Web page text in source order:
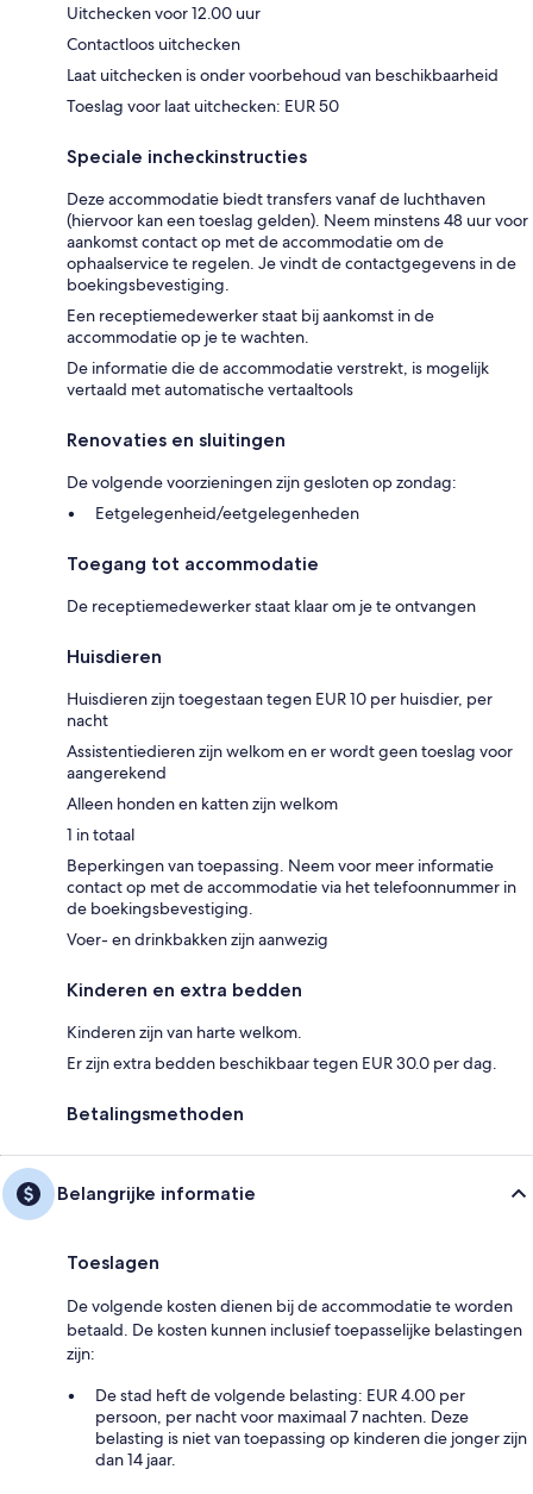
Uitchecken voor 12.00 uur
Contactloos uitchecken
Laat uitchecken is onder voorbehoud van beschikbaarheid
Toeslag voor laat uitchecken: EUR 50
Speciale incheckinstructies
Deze accommodatie biedt transfers vanaf de luchthaven
(hiervoor kan een toeslag gelden). Neem minstens 48 uur voor
aankomst contact op met de accommodatie om de
ophaalservice te regelen. Je vindt de contactgegevens in de
boekingsbevestiging.
Een receptiemedewerker staat bij aankomst in de
accommodatie op je te wachten.
De informatie die de accommodatie verstrekt, is mogelijk
vertaald met automatische vertaaltools
Renovaties en sluitingen
De volgende voorzieningen zijn gesloten op zondag:
Eetgelegenheid/eetgelegenheden
Toegang tot accommodatie
De receptiemedewerker staat klaar om je te ontvangen
Huisdieren
Huisdieren zijn toegestaan tegen EUR 10 per huisdier, per
nacht
Assistentiedieren zijn welkom en er wordt geen toeslag voor
aangerekend
Alleen honden en katten zijn welkom
1 in totaal
Beperkingen van toepassing. Neem voor meer informatie
contact op met de accommodatie via het telefoonnummer in
de boekingsbevestiging.
Voer- en drinkbakken zijn aanwezig
Kinderen en extra bedden
Kinderen zijn van harte welkom.
Er zijn extra bedden beschikbaar tegen EUR 30.0 per dag.
Betalingsmethoden
Belangrijke informatie
Toeslagen
De volgende kosten dienen bij de accommodatie te worden
betaald. De kosten kunnen inclusief toepasselijke belastingen
zijn:
De stad heft de volgende belasting: EUR 4.00 per
persoon, per nacht voor maximaal 7 nachten. Deze
belasting is niet van toepassing op kinderen die jonger zijn
dan 14 jaar.